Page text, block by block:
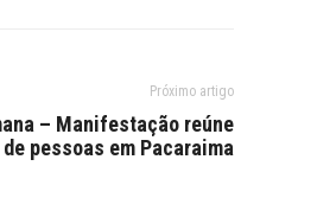
Próximo artigo
– Manifestação reúne
pessoas em Pacaraima